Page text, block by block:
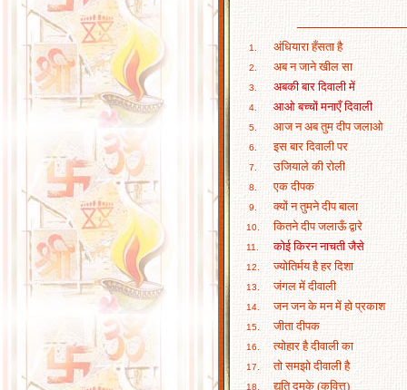
1. अंधियारा हँसता है
2. अब न जाने खील सा
3. अबकी बार दिवाली में
4. आओ बच्चों मनाएँ दिवाली
5. आज न अब तुम दीप जलाओ
6. इस बार दिवाली पर
7. उजियाले की रोली
8. एक दीपक
9. क्यों न तुमने दीप बाला
10. कितने दीप जलाऊँ द्वारे
11. कोई किरन नाचती जैसे
12. ज्योतिर्मय है हर दिशा
13. जंगल में दीवाली
14. जन जन के मन में हो प्रकाश
15. जीता दीपक
16. त्योहार है दीवाली का
17. तो समझो दीवाली है
18. द्युति दमके (कवित्त)